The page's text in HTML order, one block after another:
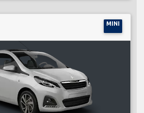
MINI